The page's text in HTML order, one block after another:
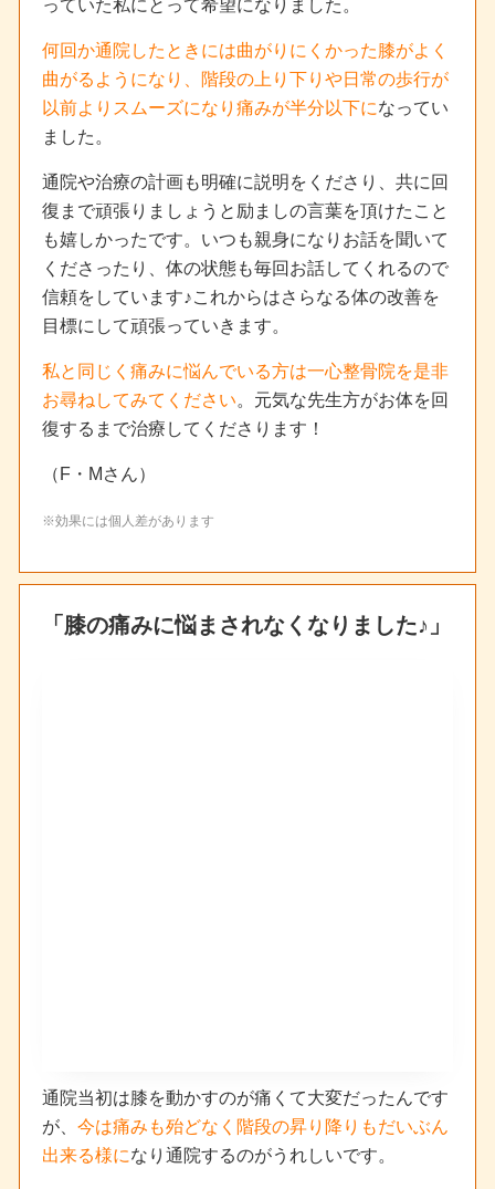
っていた私にとって希望になりました。
何回か通院したときには曲がりにくかった膝がよく
曲がるようになり、階段の上り下りや日常の歩行が
以前よりスムーズになり痛みが半分以下になってい
ました。
通院や治療の計画も明確に説明をくださり、共に回
復まで頑張りましょうと励ましの言葉を頂けたこと
も嬉しかったです。いつも親身になりお話を聞いて
くださったり、体の状態も毎回お話してくれるので
信頼をしています♪これからはさらなる体の改善を
目標にして頑張っていきます。
私と同じく痛みに悩んでいる方は一心整骨院を是非
お尋ねしてみてください。元気な先生方がお体を回
復するまで治療してくださります！
（F・Mさん）
※効果には個人差があります
「膝の痛みに悩まされなくなりました♪」
通院当初は膝を動かすのが痛くて大変だったんです
が、 今は痛みも殆どなく階段の昇り降りもだいぶん
出来る様になり通院するのがうれしいです。